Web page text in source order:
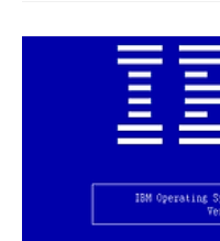
들어가있기 때문에, 설치 디
설치가 가능합니다. 물론
이전처럼 CD 없이 디스크만
만 아무도 그런 노가다를 하
설치 디스켓을 빼고 1번 디
면입니다. 로고가 클래식한